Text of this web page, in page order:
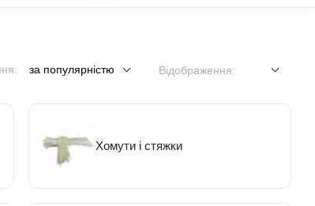
за популярністю Відображення:
Хомути і стяжки